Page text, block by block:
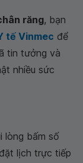
răng, bạn
tế Vinmec để
tin tưởng và
nhiều sức
lòng bấm số
lịch trực tiếp